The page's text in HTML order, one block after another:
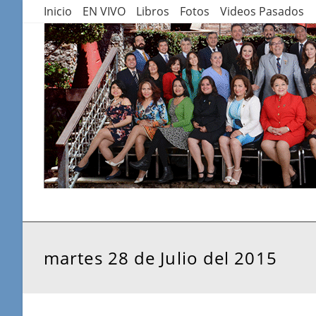
contenido
Inicio EN VIVO Libros Fotos Videos Pasados
martes 28 de Julio del 2015